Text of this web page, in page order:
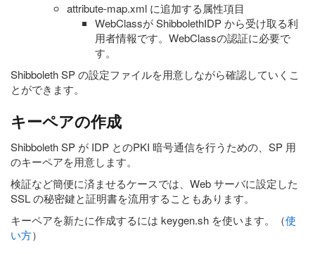
attribute-map.xml に追加する属性項目
WebClassが ShibbolethIDP から受け取る利
用者情報です。WebClassの認証に必要で
す。
Shibboleth SP の設定ファイルを用意しながら確認していくこ
とができます。
キーペアの作成
Shibboleth SP が IDP とのPKI 暗号通信を行うための、SP 用
のキーペアを用意します。
検証など簡便に済ませるケースでは、Web サーバに設定した
SSL の秘密鍵と証明書を流用することもあります。
キーペアを新たに作成するには keygen.sh を使います。（使
い方）